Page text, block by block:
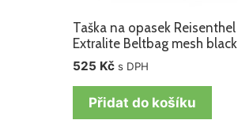
Taška na opasek Reisenthel
Extralite Beltbag mesh black
525 Kč s DPH
Přidat do košíku